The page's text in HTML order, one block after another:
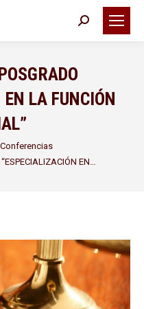
Buscar:
LA FUNCIÓN
EN…